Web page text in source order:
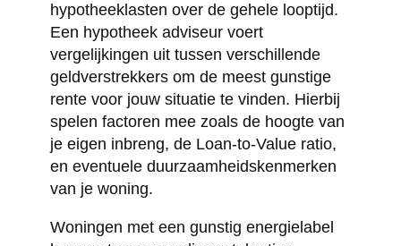
hypotheeklasten over de gehele looptijd.
Een hypotheek adviseur voert
vergelijkingen uit tussen verschillende
geldverstrekkers om de meest gunstige
rente voor jouw situatie te vinden. Hierbij
spelen factoren mee zoals de hoogte van
je eigen inbreng, de Loan-to-Value ratio,
en eventuele duurzaamheidskenmerken
van je woning.
Woningen met een gunstig energielabel